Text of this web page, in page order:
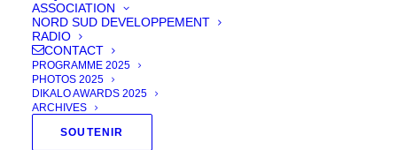
ASSOCIATION
NORD SUD DEVELOPPEMENT
RADIO
CONTACT
PROGRAMME 2025
PHOTOS 2025
DIKALO AWARDS 2025
ARCHIVES
SOUTENIR